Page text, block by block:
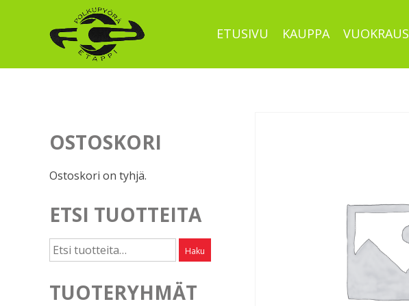
ETUSIVU KAUPPA VUOKRAUS
OSTOSKORI
Ostoskori on tyhjä.
ETSI TUOTTEITA
Etsi: Haku
TUOTERYHMÄT